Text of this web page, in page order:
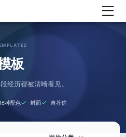
板
经历都被清晰看见。
种配色 封面 自荐信